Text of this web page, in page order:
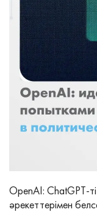
OpenAI: ChatGPT-
әрекеттерімен